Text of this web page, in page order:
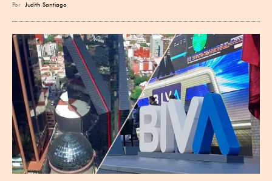
Por Judith Santiago